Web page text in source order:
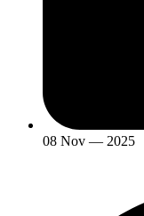
08 Nov — 2025